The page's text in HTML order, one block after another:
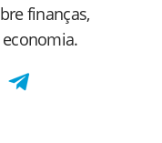
finanças,